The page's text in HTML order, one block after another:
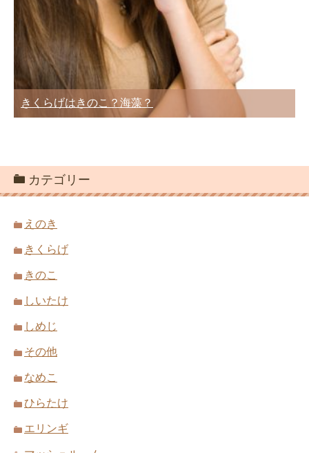
きくらげはきのこ？海藻？
カテゴリー
えのき
きくらげ
きのこ
しいたけ
しめじ
その他
なめこ
ひらたけ
エリンギ